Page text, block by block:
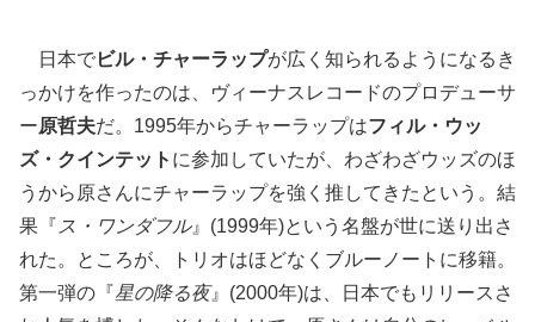
日本でビル・チャーラップが広く知られるようになるき
っかけを作ったのは、ヴィーナスレコードのプロデューサ
ー原哲夫だ。1995年からチャーラップはフィル・ウッ
ズ・クインテット に参加していたが、わざわざウッズのほ
うから原さんにチャーラップを強く推してきたという。結
果『 ス・ワンダフル』(1999年)という名盤が世に送り出さ
れた。ところが、トリオはほどなくブルーノートに移籍。
第一弾の『星の降る夜』(2000年)は、日本でもリリースさ